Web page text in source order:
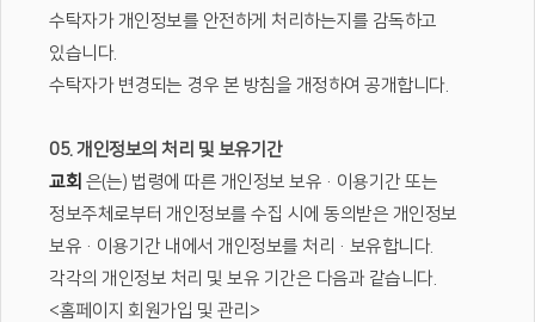
수탁자가 개인정보를 안전하게 처리하는지를 감독하고
있습니다.
수탁자가 변경되는 경우 본 방침을 개정하여 공개합니다.
05. 개인정보의 처리 및 보유기간
교회 은(는) 법령에 따른 개인정보 보유·이용기간 또는
정보주체로부터 개인정보를 수집 시에 동의받은 개인정보
보유·이용기간 내에서 개인정보를 처리·보유합니다.
각각의 개인정보 처리 및 보유 기간은 다음과 같습니다.
<홈페이지 회원가입 및 관리>